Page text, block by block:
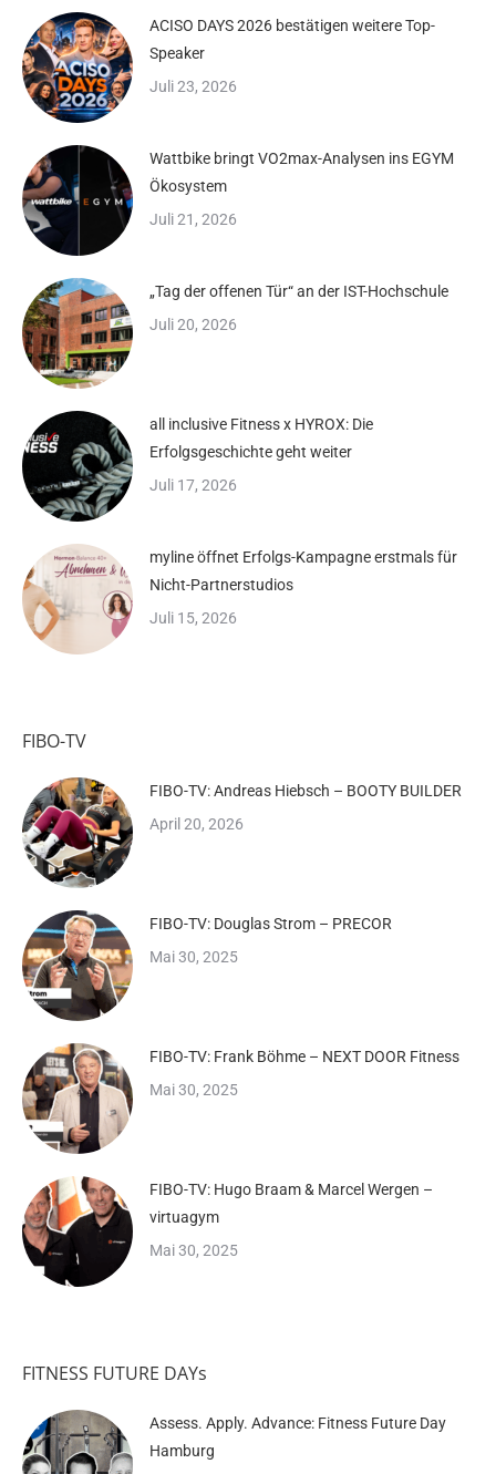
ACISO DAYS 2026 bestätigen weitere Top-
Speaker
Juli 23, 2026
Wattbike bringt VO2max-Analysen ins EGYM
Ökosystem
Juli 21, 2026
„Tag der offenen Tür“ an der IST-Hochschule
Juli 20, 2026
all inclusive Fitness x HYROX: Die
Erfolgsgeschichte geht weiter
Juli 17, 2026
myline öffnet Erfolgs-Kampagne erstmals für
Nicht-Partnerstudios
Juli 15, 2026
FIBO-TV
FIBO-TV: Andreas Hiebsch – BOOTY BUILDER
April 20, 2026
FIBO-TV: Douglas Strom – PRECOR
Mai 30, 2025
FIBO-TV: Frank Böhme – NEXT DOOR Fitness
Mai 30, 2025
FIBO-TV: Hugo Braam & Marcel Wergen –
virtuagym
Mai 30, 2025
FITNESS FUTURE DAYs
Assess. Apply. Advance: Fitness Future Day
Hamburg